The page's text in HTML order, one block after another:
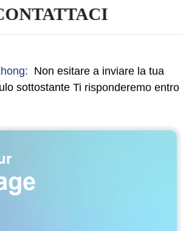
Non esitare a inviare la tua
sottostante Ti risponderemo entro